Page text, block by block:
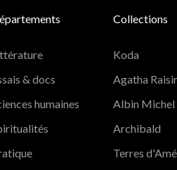
& docs
humaines
Collections
Koda
Agatha
Albin Michel
Archibald
Terres